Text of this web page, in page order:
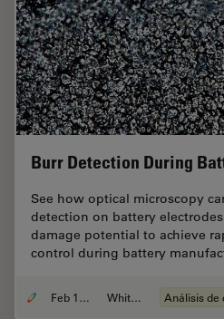
Burr Detection During
See how optical microscopy
detection on battery
damage potential to achieve
control during battery
Feb 12, 2026 Whitepaper